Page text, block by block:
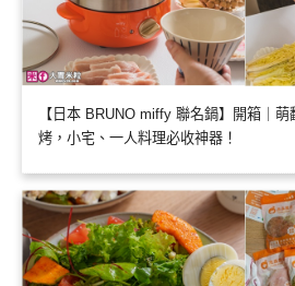
【日本 BRUNO miffy 聯名鍋】開箱｜
烤，小宅、一人料理必收神器！